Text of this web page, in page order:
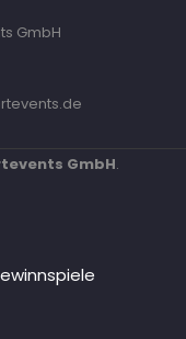
GmbH
GmbH.